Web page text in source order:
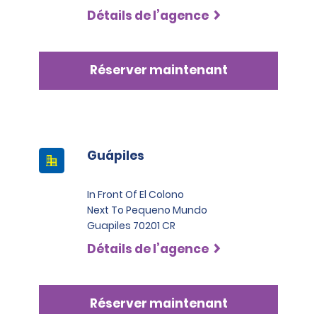
Détails de l’agence
Réserver maintenant
Guápiles
In Front Of El Colono
Next To Pequeno Mundo
Guapiles 70201 CR
Détails de l’agence
Réserver maintenant